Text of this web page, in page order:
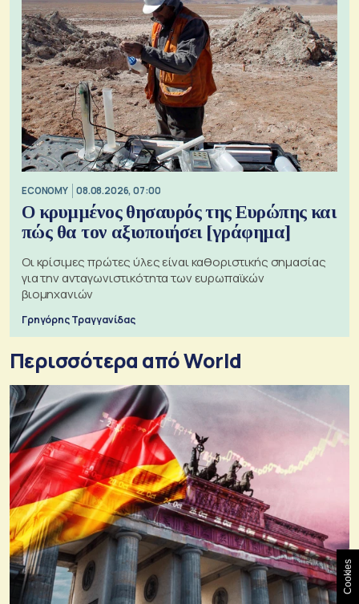
ECONOMY 08.08.2026, 07:00
Ο κρυμμένος θησαυρός της Ευρώπης και
πώς θα τον αξιοποιήσει [γράφημα]
Οι κρίσιμες πρώτες ύλες είναι καθοριστικής σημασίας
για την ανταγωνιστικότητα των ευρωπαϊκών
βιομηχανιών
Γρηγόρης Τραγγανίδας
Περισσότερα από World
Cookies